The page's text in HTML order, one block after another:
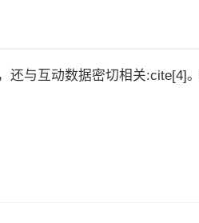
与互动数据密切相关:cite[4]